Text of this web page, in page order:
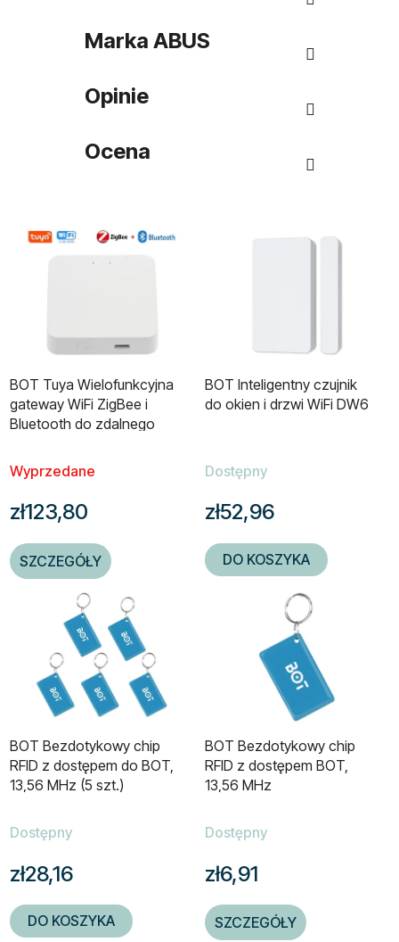
Marka ABUS
Opinie
Ocena
BOT Tuya Wielofunkcyjna
gateway WiFi ZigBee i
Bluetooth do zdalnego
Wyprzedane
zł123,80
SZCZEGÓŁY
BOT Inteligentny czujnik
do okien i drzwi WiFi DW6
Dostępny
zł52,96
DO KOSZYKA
BOT Bezdotykowy chip
RFID z dostępem do BOT,
13,56 MHz (5 szt.)
Dostępny
zł28,16
DO KOSZYKA
BOT Bezdotykowy chip
RFID z dostępem BOT,
13,56 MHz
Dostępny
zł6,91
SZCZEGÓŁY